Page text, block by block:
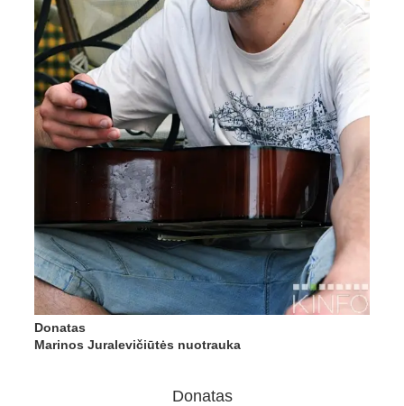
Donatas
Marinos Juralevičiūtės nuotrauka
Donatas